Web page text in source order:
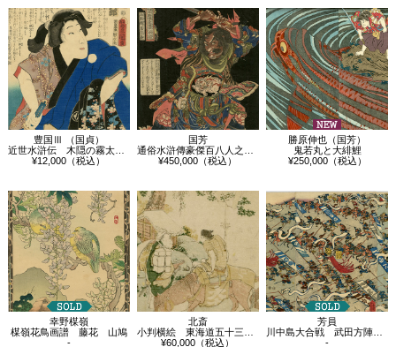
関連商品
豊国Ⅲ （国貞）
近世水滸伝 木隠の霧太郎 坂東三津五郎
¥12,000（税込）
国芳
通俗水滸傳豪傑百八人之一個 玉麒麟盧俊義
¥450,000（税込）
勝原伸也（国芳）
鬼若丸と大緋鯉
¥250,000（税込）
幸野楳嶺
楳嶺花鳥画譜 藤花 山鳩
-
北斎
小判横絵 東海道五十三次 袋井
¥60,000（税込）
芳員
川中島大合戦 武田方陣押之圖
-